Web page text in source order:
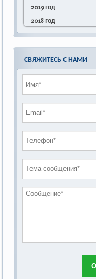
обсуждению
Федерации от 28
основах
2019 год
2018 год
СВЯЖИТЕСЬ С НАМИ